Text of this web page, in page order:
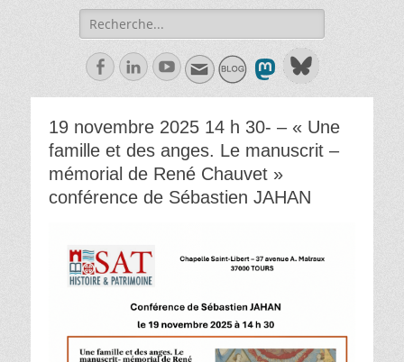
Recherche
de:
FacebookLinkedln
Youtube
19 novembre 2025 14 h 30- – « Une
famille et des anges. Le manuscrit –
mémorial de René Chauvet »
conférence de Sébastien JAHAN